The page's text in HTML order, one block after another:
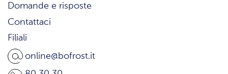
Domande e risposte
Contattaci
Filiali
online@bofrost.it